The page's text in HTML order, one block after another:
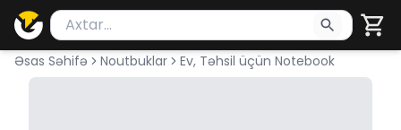
Məhsul axtar
Axtarış üçün ən azı 2 simvol yazın. Göndərmək
Əsas Səhifə Noutbuklar Ev, Təhsil üçün Notebook